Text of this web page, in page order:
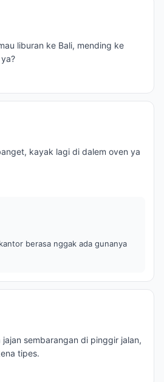
liburan ke Bali, mending ke
kayak lagi di dalem oven ya
berasa nggak ada gunanya
sembarangan di pinggir jalan,
tipes.